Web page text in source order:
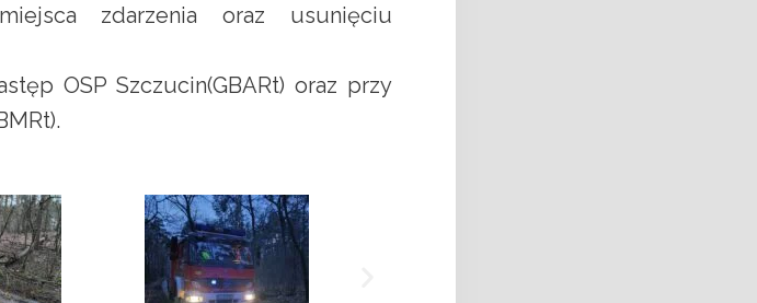
zdarzenia oraz usunięciu
OSP Szczucin(GBARt) oraz przy